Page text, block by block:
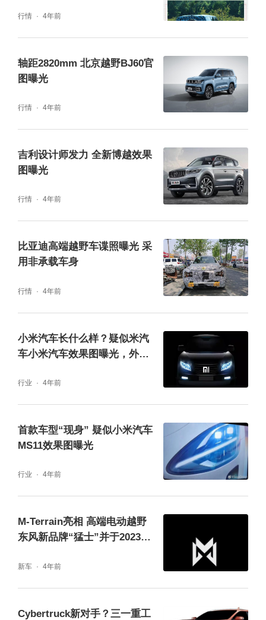
m左右，电耗在26度左右，最大功率800kW左
端越野车。其中还提到快充时间为0.45小时
（27分钟，预计为充到80%电量的时间），慢
充时长为12小时。并配备配备L2.5级高阶辅助
驾驶。
有消息称，M品牌被东风赋予：纯越野+纯电动
+高端定制三要素。该项目定位高端电动越野
品牌，以“无畏·征服”为品牌理念，差异化布
东风豪华新能源越野车项目于2021年1月正式
设立，是东风“十四五”期间推进“东方风起”计
行情 4年前
轴距2820mm 北京越野BJ60官
图曝光
行情 4年前
吉利设计师发力 全新博越效果
图曝光
行情 4年前
比亚迪高端越野车谍照曝光 采
用非承载车身
行情 4年前
小米汽车长什么样？疑似米汽
车小米汽车效果图曝光，外观
行业 4年前
首款车型“现身” 疑似小米汽车
MS11效果图曝光
行业 4年前
M-Terrain亮相 高端电动越野
东风新品牌“猛士”并于2023年
新车 4年前
Cybertruck新对手？三一重工